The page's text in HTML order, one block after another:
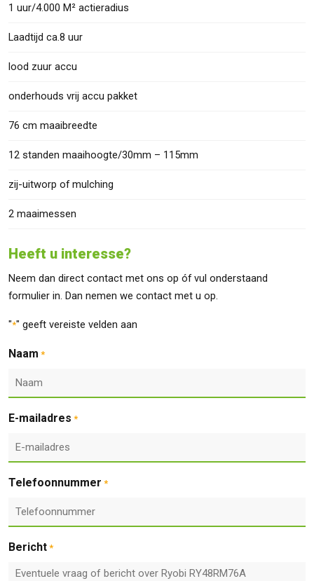
1 uur/4.000 M² actieradius
Laadtijd ca.8 uur
lood zuur accu
onderhouds vrij accu pakket
76 cm maaibreedte
12 standen maaihoogte/30mm – 115mm
zij-uitworp of mulching
2 maaimessen
Heeft u interesse?
Neem dan direct contact met ons op óf vul onderstaand
formulier in. Dan nemen we contact met u op.
"*" geeft vereiste velden aan
Naam *
E-mailadres *
Telefoonnummer *
Bericht *